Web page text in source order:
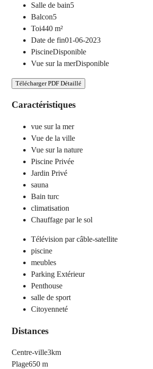
Salle de bain5
Balcon5
Toi440 m²
Date de fin01-06-2023
PiscineDisponible
Vue sur la merDisponible
Télécharger PDF Détaillé
Caractéristiques
vue sur la mer
Vue de la ville
Vue sur la nature
Piscine Privée
Jardin Privé
sauna
Bain turc
climatisation
Chauffage par le sol
Télévision par câble-satellite
piscine
meubles
Parking Extérieur
Penthouse
salle de sport
Citoyenneté
Distances
Centre-ville3km
Plage650 m